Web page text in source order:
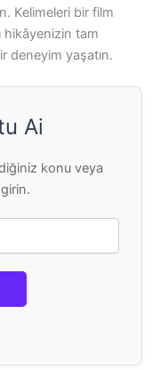
Kelimeleri bir film
hikâyenizin tam
deneyim yaşatın.
Ai
konu veya